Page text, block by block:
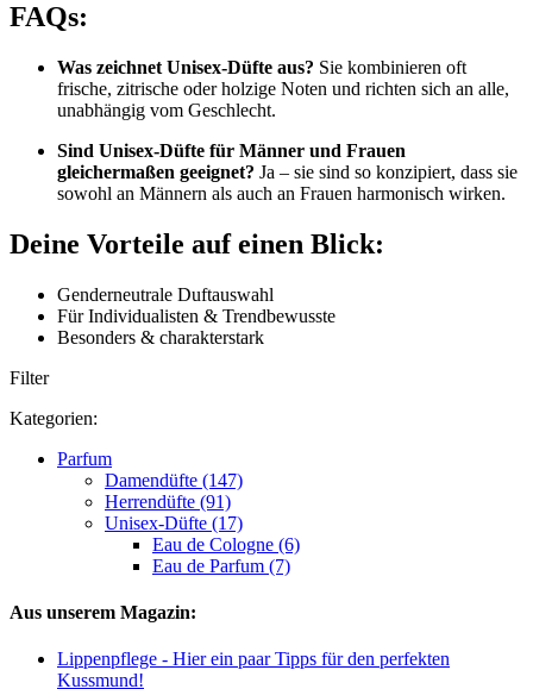
FAQs:
Was zeichnet Unisex-Düfte aus? Sie kombinieren oft
frische, zitrische oder holzige Noten und richten sich an alle,
unabhängig vom Geschlecht.
Sind Unisex-Düfte für Männer und Frauen
gleichermaßen geeignet? Ja – sie sind so konzipiert, dass sie
sowohl an Männern als auch an Frauen harmonisch wirken.
Deine Vorteile auf einen Blick:
Genderneutrale Duftauswahl
Für Individualisten & Trendbewusste
Besonders & charakterstark
Filter
Kategorien:
Parfum
Damendüfte (147)
Herrendüfte (91)
Unisex-Düfte (17)
Eau de Cologne (6)
Eau de Parfum (7)
Aus unserem Magazin:
Lippenpflege - Hier ein paar Tipps für den perfekten
Kussmund!